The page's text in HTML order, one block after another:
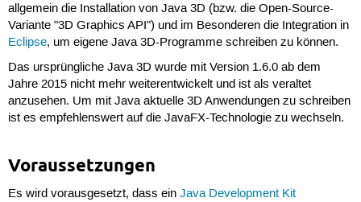
allgemein die Installation von Java 3D (bzw. die Open-Source-
Variante "3D Graphics API") und im Besonderen die Integration in
Eclipse, um eigene Java 3D-Programme schreiben zu können.
Das ursprüngliche Java 3D wurde mit Version 1.6.0 ab dem
Jahre 2015 nicht mehr weiterentwickelt und ist als veraltet
anzusehen. Um mit Java aktuelle 3D Anwendungen zu schreiben
ist es empfehlenswert auf die JavaFX-Technologie zu wechseln.
Voraussetzungen
Es wird vorausgesetzt, dass ein Java Development Kit